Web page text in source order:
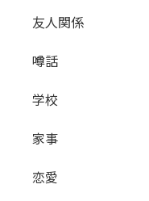
友人関係
噂話
学校
家事
恋愛